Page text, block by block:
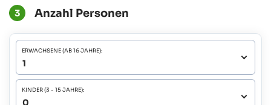
3 Anzahl Personen
ERWACHSENE (AB 16 JAHRE):
KINDER (3 - 15 JAHRE):